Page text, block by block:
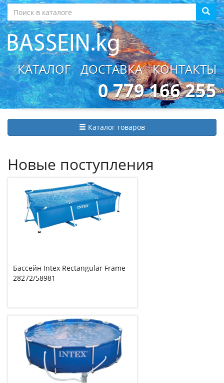
КАТАЛОГ ДОСТАВКА КОНТАКТЫ
0 779 166 255
Каталог товаров
Новые поступления
Бассейн Intex Rectangular Frame
28272/58981